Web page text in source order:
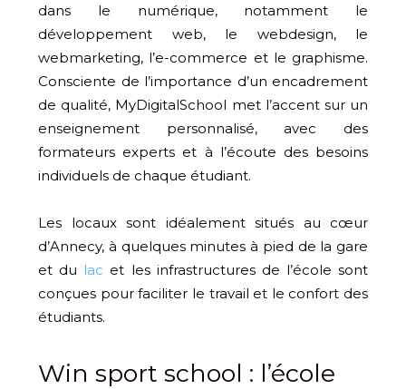
dans le numérique, notamment le
développement web, le webdesign, le
webmarketing, l’e-commerce et le graphisme.
Consciente de l’importance d’un encadrement
de qualité, MyDigitalSchool met l’accent sur un
enseignement personnalisé, avec des
formateurs experts et à l’écoute des besoins
individuels de chaque étudiant.
Les locaux sont idéalement situés au cœur
d’Annecy, à quelques minutes à pied de la gare
et du lac et les infrastructures de l’école sont
conçues pour faciliter le travail et le confort des
étudiants.
Win sport school : l’école